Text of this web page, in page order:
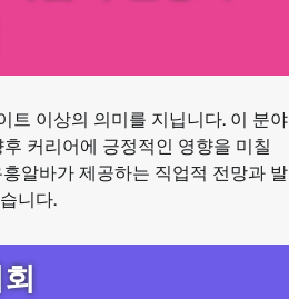
트 이상의 의미를 지닙니다. 이 분야
커리어에 긍정적인 영향을 미칠
알바가 제공하는 직업적 전망과 발
니다.